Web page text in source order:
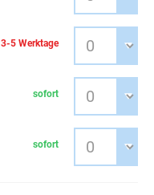
3-5 Werktage
sofort
sofort